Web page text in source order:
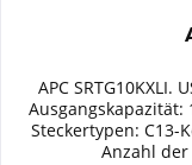
APC SRTG10KXLI.
Ausgangskapazität:
Steckertypen: C13-
Anzahl der